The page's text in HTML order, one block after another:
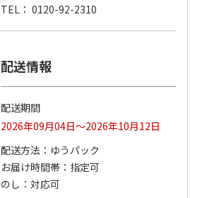
訳あり黄桃
(送料・税込)
シャインマスカッ
TEL： 0120-92-2310
配送情報
配送期間
2026年09月04日～2026年10月12日
配送方法
ゆうパック
お届け時間帯
指定可
のし
対応可